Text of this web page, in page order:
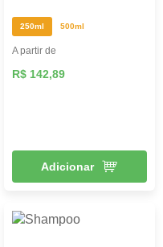
250ml 500ml
A partir de
R$ 142,89
Adicionar